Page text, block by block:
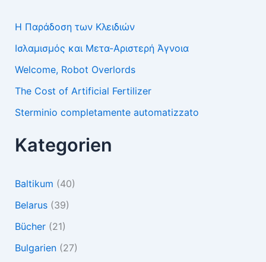
Η Παράδοση των Κλειδιών
Ισλαμισμός και Μετα-Αριστερή Άγνοια
Welcome, Robot Overlords
The Cost of Artificial Fertilizer
Sterminio completamente automatizzato
Kategorien
Baltikum (40)
Belarus(39)
Bücher(21)
Bulgarien(27)